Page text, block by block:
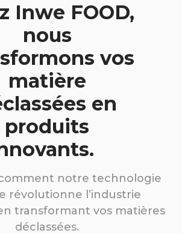
Inwe FOOD,
nous
vos
matière
en
produits
notre technologie
révolutionne l’industrie
transformant vos matières
déclassées.